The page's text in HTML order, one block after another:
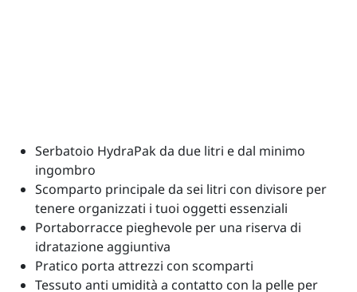
Serbatoio HydraPak da due litri e dal minimo
ingombro
Scomparto principale da sei litri con divisore per
tenere organizzati i tuoi oggetti essenziali
Portaborracce pieghevole per una riserva di
idratazione aggiuntiva
Pratico porta attrezzi con scomparti
Tessuto anti umidità a contatto con la pelle per